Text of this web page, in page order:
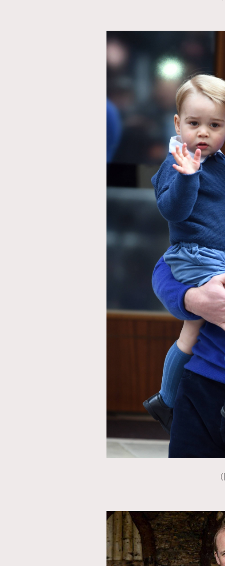
AFrenchMind
本人已詳閱並同意遵守本文列明條款及細則。 請
公司的私隱政策聲明。
本人願意接收新傳媒集團的最新消息及其他宣
本人的個人資料於任何推廣用途。